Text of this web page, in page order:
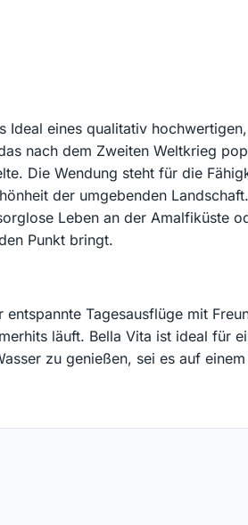
eines qualitativ
nach dem Zweiten Weltkrieg
Die Wendung steht für die
der umgebenden
Leben an der Amalfiküste
Punkt bringt.
Tagesausflüge mit
läuft. Bella Vita ist ideal für
zu genießen, sei es auf